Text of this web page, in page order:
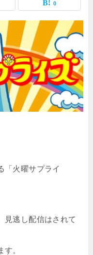
0
「 火曜サプライ
見逃し配信はされて
。